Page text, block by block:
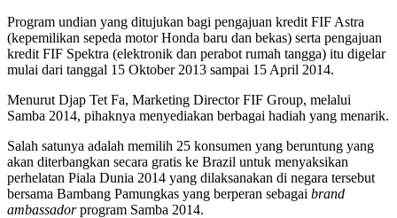
Program undian yang ditujukan bagi pengajuan kredit FIF Astra
(kepemilikan sepeda motor Honda baru dan bekas) serta pengajuan
kredit FIF Spektra (elektronik dan perabot rumah tangga) itu digelar
mulai dari tanggal 15 Oktober 2013 sampai 15 April 2014.
Menurut Djap Tet Fa, Marketing Director FIF Group, melalui
Samba 2014, pihaknya menyediakan berbagai hadiah yang menarik.
Salah satunya adalah memilih 25 konsumen yang beruntung yang
akan diterbangkan secara gratis ke Brazil untuk menyaksikan
perhelatan Piala Dunia 2014 yang dilaksanakan di negara tersebut
bersama Bambang Pamungkas yang berperan sebagai brand
ambassadorprogram Samba 2014.